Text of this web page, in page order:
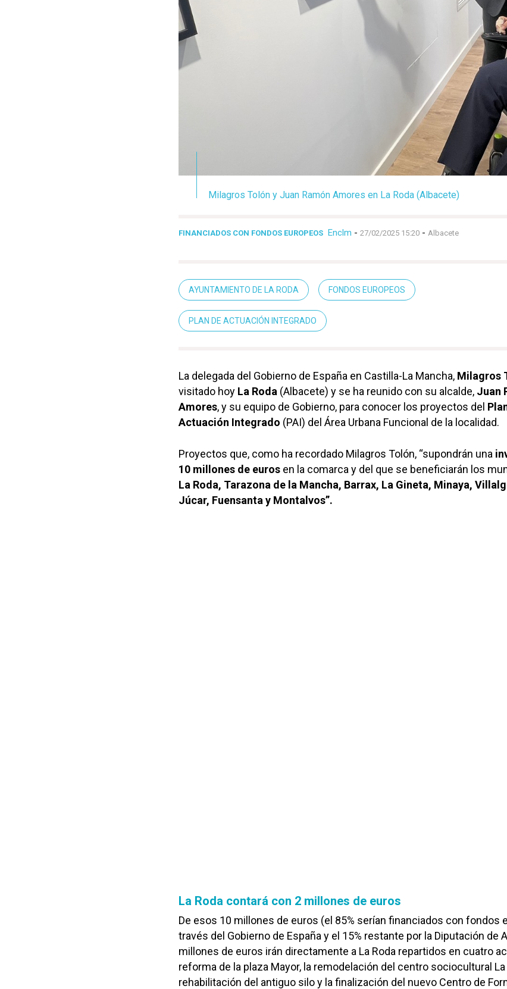
Milagros Tolón y Juan Ramón Amores en La Roda (Albacete)
FINANCIADOS CON FONDOS EUROPEOS Enclm - 27/02/2025 15:20 - Albacete
AYUNTAMIENTO DE LA RODA FONDOS EUROPEOS
PLAN DE ACTUACIÓN INTEGRADO
La delegada del Gobierno de España en Castilla-La Mancha, Milagros
visitado hoy La Roda (Albacete) y se ha reunido con su alcalde, Juan
Amores, y su equipo de Gobierno, para conocer los proyectos del
Actuación Integrado (PAI) del Área Urbana Funcional de la localidad.
Proyectos que, como ha recordado Milagros Tolón, “supondrán una
10 millones de euros en la comarca y del que se beneficiarán los
La Roda, Tarazona de la Mancha, Barrax, La Gineta, Minaya,
Júcar, Fuensanta y Montalvos”.
La Roda contará con 2 millones de euros
De esos 10 millones de euros (el 85% serían financiados con fondos
través del Gobierno de España y el 15% restante por la Diputación de
millones de euros irán directamente a La Roda repartidos en cuatro
reforma de la plaza Mayor, la remodelación del centro sociocultural La
rehabilitación del antiguo silo y la finalización del nuevo Centro de